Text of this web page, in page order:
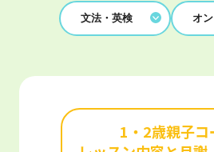
文法・英検 オ
1・2歳親子コ